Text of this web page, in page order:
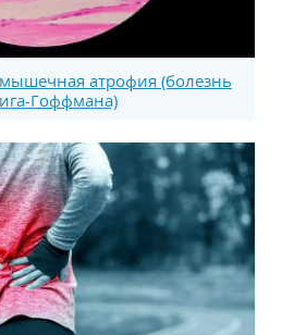
атрофия (болезнь
Гоффмана)